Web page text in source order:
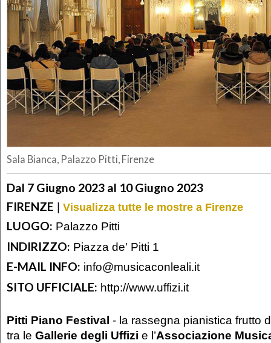
Sala Bianca, Palazzo Pitti, Firenze
Dal 7 Giugno 2023 al 10 Giugno 2023
FIRENZE | Visualizza tutte le mostre a Firenze
LUOGO: Palazzo Pitti
INDIRIZZO: Piazza de' Pitti 1
E-MAIL INFO: info@musicaconleali.it
SITO UFFICIALE: http://www.uffizi.it
Pitti Piano Festival - la rassegna pianistica frutto
tra le Gallerie degli Uffizi e l’Associazione